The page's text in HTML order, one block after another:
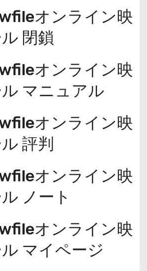
オンライン映
閉鎖
オンライン映
マニュアル
オンライン映
評判
オンライン映
ノート
オンライン映
マイページ